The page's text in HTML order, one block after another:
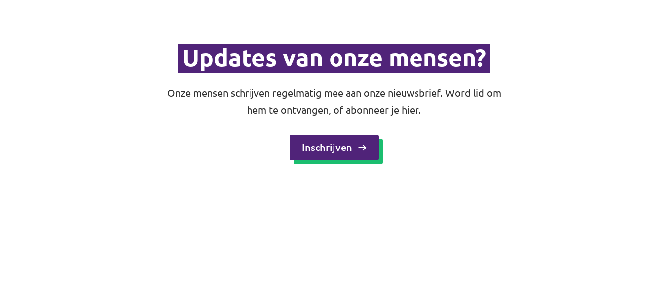
Updates van onze mensen?
Onze mensen schrijven regelmatig mee aan onze nieuwsbrief. Word lid om
hem te ontvangen, of abonneer je hier.
Inschrijven